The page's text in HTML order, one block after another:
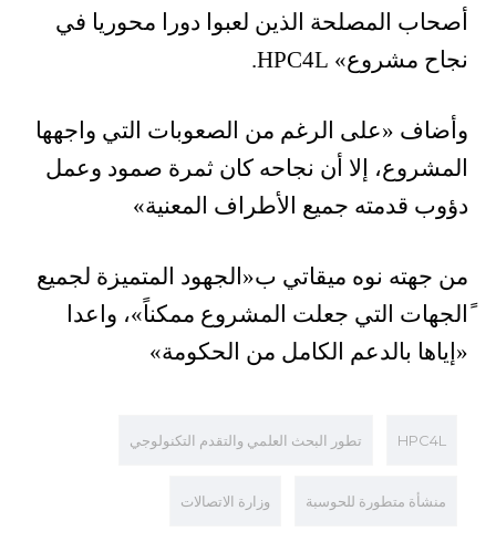
أصحاب المصلحة الذين لعبوا دورا محوريا في
نجاح مشروع»
.
وأضاف «على الرغم من الصعوبات التي واجهها
المشروع، إلا أن نجاحه كان ثمرة صمود وعمل
دؤوب قدمته جميع الأطراف المعنية»
من جهته نوه ميقاتي ب« الجهود المتميزة لجميع
ًالجهات التي جعلت المشروع ممكناً»، واعدا
« إياها بالدعم الكامل من الحكومة»
HPC4L تطور البحث العلمي والتقدم التكنولوجي
منشأة متطورة للحوسبة وزارة الاتصالات